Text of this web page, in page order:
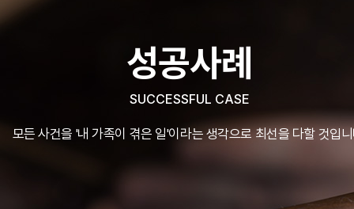
성공사례
SUCCESSFUL CASE
모든 사건을 '내 가족이 겪은 일'이라는 생각으로 최선을 다할 것입